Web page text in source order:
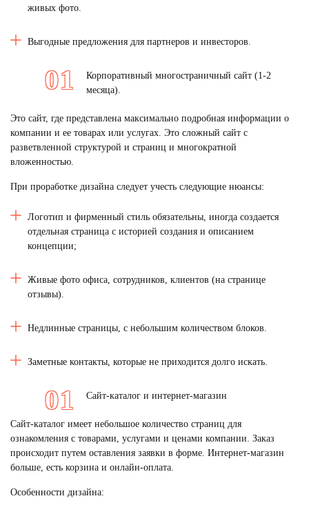
живых фото.
Выгодные предложения для партнеров и инвесторов.
Корпоративный многостраничный сайт (1-2
месяца).
Это сайт, где представлена максимально подробная информации о
компании и ее товарах или услугах. Это сложный сайт с
разветвленной структурой и страниц и многократной
вложенностью.
При проработке дизайна следует учесть следующие нюансы:
Логотип и фирменный стиль обязательны, иногда создается
отдельная страница с историей создания и описанием
концепции;
Живые фото офиса, сотрудников, клиентов (на странице
отзывы).
Недлинные страницы, с небольшим количеством блоков.
Заметные контакты, которые не приходится долго искать.
Сайт-каталог и интернет-магазин
Сайт-каталог имеет небольшое количество страниц для
ознакомления с товарами, услугами и ценами компании. Заказ
происходит путем оставления заявки в форме. Интернет-магазин
больше, есть корзина и онлайн-оплата.
Особенности дизайна: